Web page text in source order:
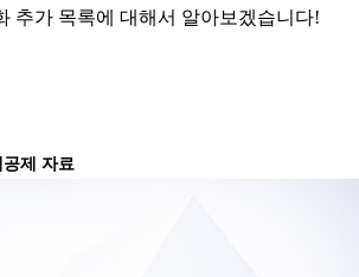
추가 목록에 대해서 알아보겠습니다!
제 자료